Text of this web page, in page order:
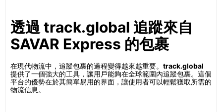
透過 track.global 追蹤來自
SAVAR Express 的包裹
在現代物流中，追蹤包裹的過程變得越來越重要。 track.global
提供了一個強大的工具，讓用戶能夠在全球範圍內追蹤包裹。這個
平台的優勢在於其簡單易用的界面，讓使用者可以輕鬆獲取所需的
物流信息。